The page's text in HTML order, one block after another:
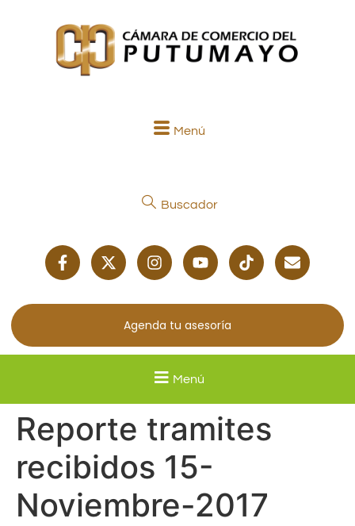
Menú
Buscador
Agenda tu asesoría
Menú
Reporte tramites
recibidos 15-
Noviembre-2017